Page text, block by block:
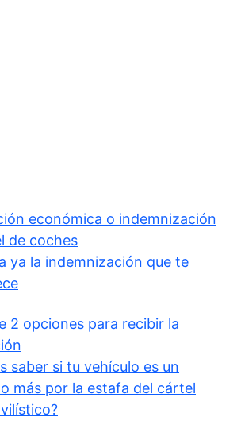
económica o indemnización
de coches
ya la indemnización que te
2 opciones para recibir la
saber si tu vehículo es un
más por la estafa del cártel